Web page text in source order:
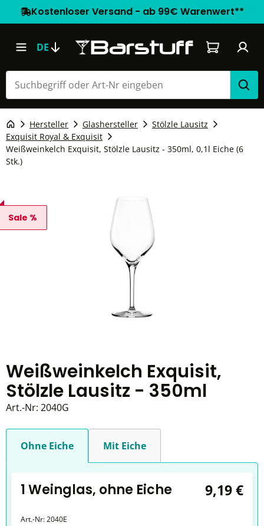
Kostenloser Versand - ab 99€ Warenwert**
DE Warenkorb
Hersteller Glashersteller
Stölzle Lausitz
Exquisit Royal & Exquisit
Weißweinkelch Exquisit, Stölzle Lausitz - 350ml, 0,1l Eiche (6
Stk.)
Sale %
Weißweinkelch Exquisit,
Stölzle Lausitz - 350ml
Art.-Nr: 2040G
Ohne Eiche Mit Eiche
1 Weinglas, ohne Eiche 9,19 €
Art.-Nr:2040E